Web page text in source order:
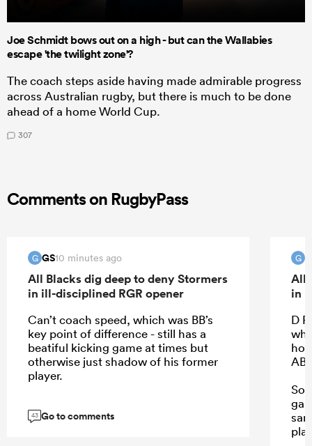
Joe Schmidt bows out on a high - but can the Wallabies
escape 'the twilight zone'?
The coach steps aside having made admirable progress
across Australian rugby, but there is much to be done
ahead of a home World Cup.
307
Comments on RugbyPass
G GS10 minutes ago
All Blacks dig deep to deny Stormers
in ill-disciplined RGR opener
Can’t coach speed, which was BB’s
key point of difference - still has a
beatiful kicking game at times but
otherwise just shadow of his former
player.
43 Go to comments
G
All
in
D
AB
So